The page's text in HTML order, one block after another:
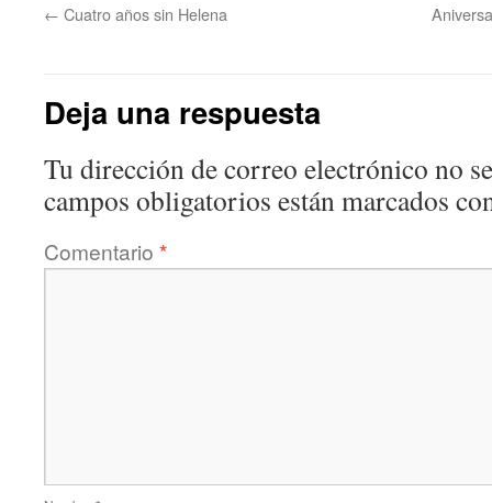
← Cuatro años sin Helena
Deja una respuesta
Tu dirección de correo electrónico no
campos obligatorios están marcados
Comentario *